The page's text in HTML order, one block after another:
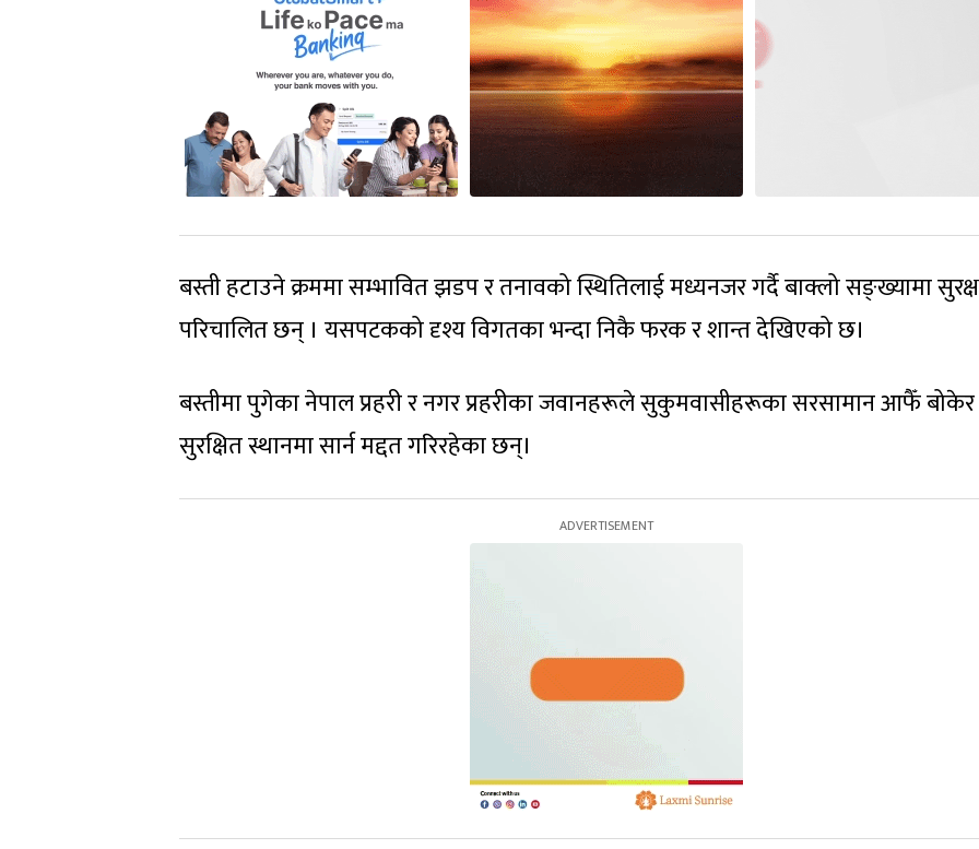
बस्ती हटाउने क्रममा सम्भावित झडप र तनावको स्थितिलाई मध्यनजर गर्दै बाक्लो सङ्ख्यामा
परिचालित छन् । यसपटकको दृश्य विगतका भन्दा निकै फरक र शान्त देखिएको छ।
बस्तीमा पुगेका नेपाल प्रहरी र नगर प्रहरीका जवानहरूले सुकुमवासीहरूका सरसामान आफैँ बोकेर
सुरक्षित स्थानमा सार्न मद्दत गरिरहेका छन्।